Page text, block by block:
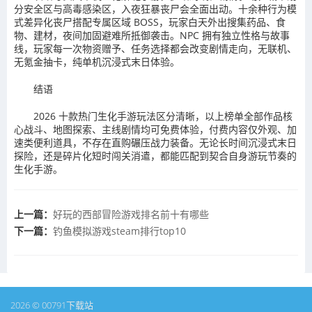
分安全区与高毒感染区，入夜狂暴丧尸会全面出动。十余种行为模
式差异化丧尸搭配专属区域 BOSS，玩家白天外出搜集药品、食
物、建材，夜间加固避难所抵御袭击。NPC 拥有独立性格与故事
线，玩家每一次物资赠予、任务选择都会改变剧情走向，无联机、
无氪金抽卡，纯单机沉浸式末日体验。
结语
2026 十款热门生化手游玩法区分清晰，以上榜单全部作品核
心战斗、地图探索、主线剧情均可免费体验，付费内容仅外观、加
速类便利道具，不存在直购碾压战力装备。无论长时间沉浸式末日
探险，还是碎片化短时闯关消遣，都能匹配到契合自身游玩节奏的
生化手游。
上一篇： 好玩的西部冒险游戏排名前十有哪些
下一篇： 钓鱼模拟游戏steam排行top10
2026 © 00791下载站